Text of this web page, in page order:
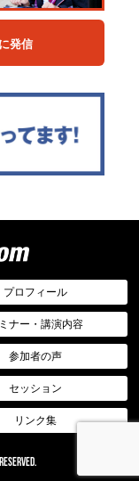
発信
プロフィール
ナー・講演内容
参加者の声
セッション
リンク集